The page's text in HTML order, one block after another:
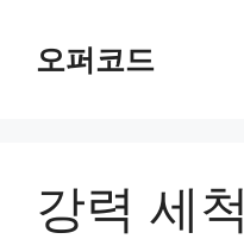
오퍼코드
강력 세척